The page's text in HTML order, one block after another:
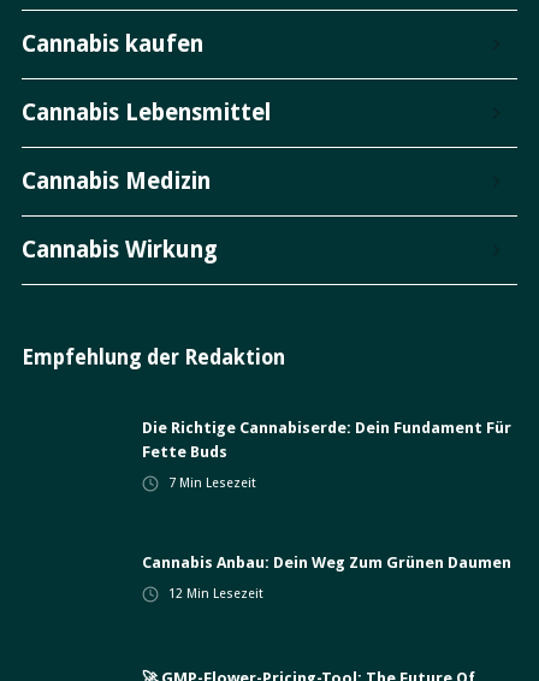
Cannabis kaufen
Cannabis Lebensmittel
Cannabis Medizin
Cannabis Wirkung
Empfehlung der Redaktion
Die Richtige Cannabiserde: Dein Fundament Für
Fette Buds
7 Min Lesezeit
Cannabis Anbau: Dein Weg Zum Grünen Daumen
12 Min Lesezeit